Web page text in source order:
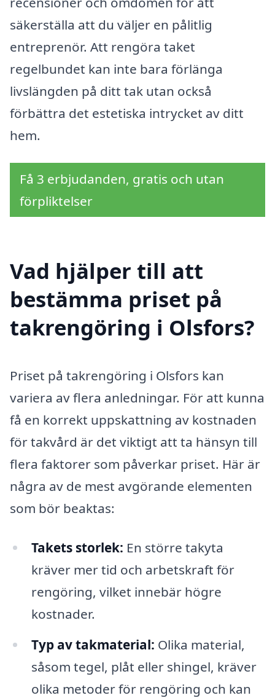
säkerställa att du väljer en pålitlig
entreprenör. Att rengöra taket
regelbundet kan inte bara förlänga
livslängden på ditt tak utan också
förbättra det estetiska intrycket av ditt
hem.
Få 3 erbjudanden, gratis och utan
förpliktelser
Vad hjälper till att
bestämma priset på
takrengöring i Olsfors?
Priset på takrengöring i Olsfors kan
variera av flera anledningar. För att kunna
få en korrekt uppskattning av kostnaden
för takvård är det viktigt att ta hänsyn till
flera faktorer som påverkar priset. Här är
några av de mest avgörande elementen
som bör beaktas:
Takets storlek: En större takyta
kräver mer tid och arbetskraft för
rengöring, vilket innebär högre
kostnader.
Typ av takmaterial: Olika material,
såsom tegel, plåt eller shingel, kräver
olika metoder för rengöring och kan